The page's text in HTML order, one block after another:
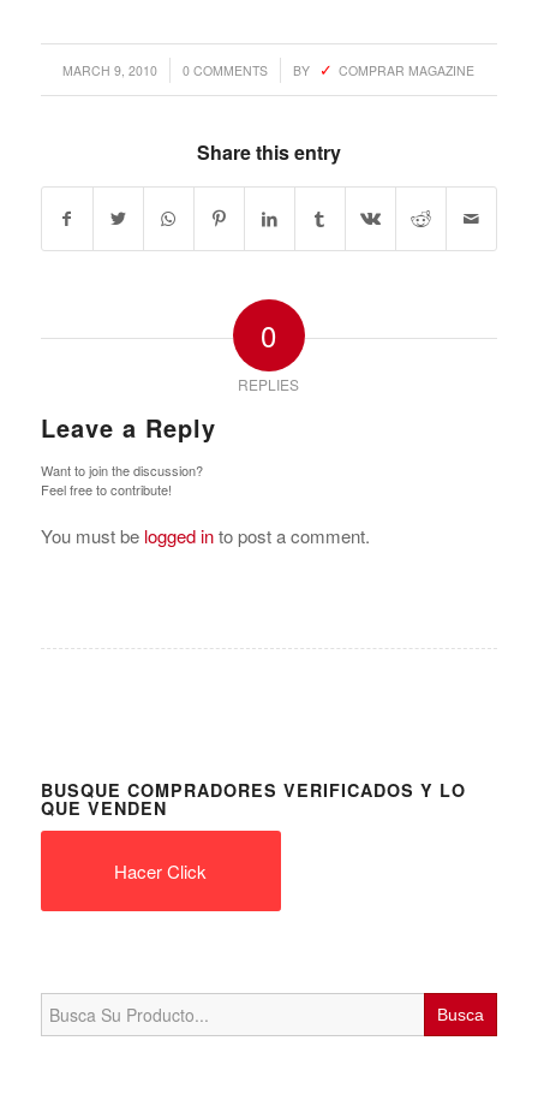
MARCH 9, 2010
/ 0 COMMENTS
/ BY COMPRAR MAGAZINE
Share this entry
0
REPLIES
Leave a Reply
Want to join the discussion?
Feel free to contribute!
You must be logged into post a comment.
BUSQUE COMPRADORES VERIFICADOS Y LO
QUE VENDEN
Hacer Click
Search
for: